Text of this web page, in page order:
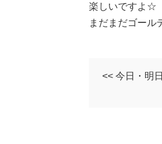
楽しいですよ☆
まだまだゴール
<< 今日・明